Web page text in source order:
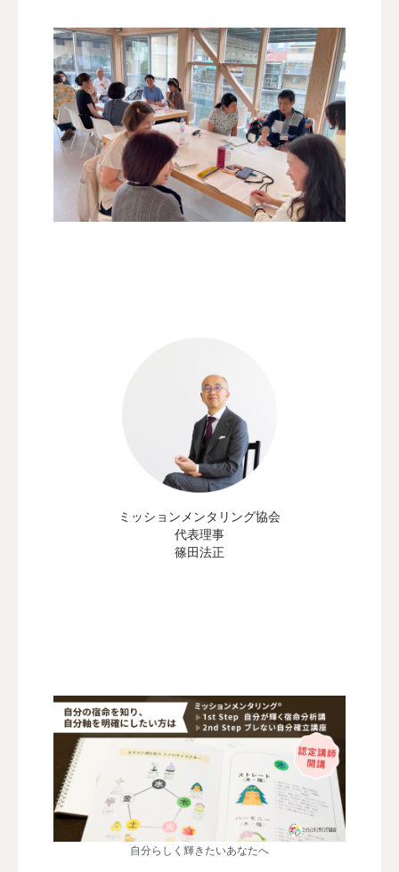
ミッションメンタリング協会
代表理事
篠田法正
自分らしく輝きたいあなたへ